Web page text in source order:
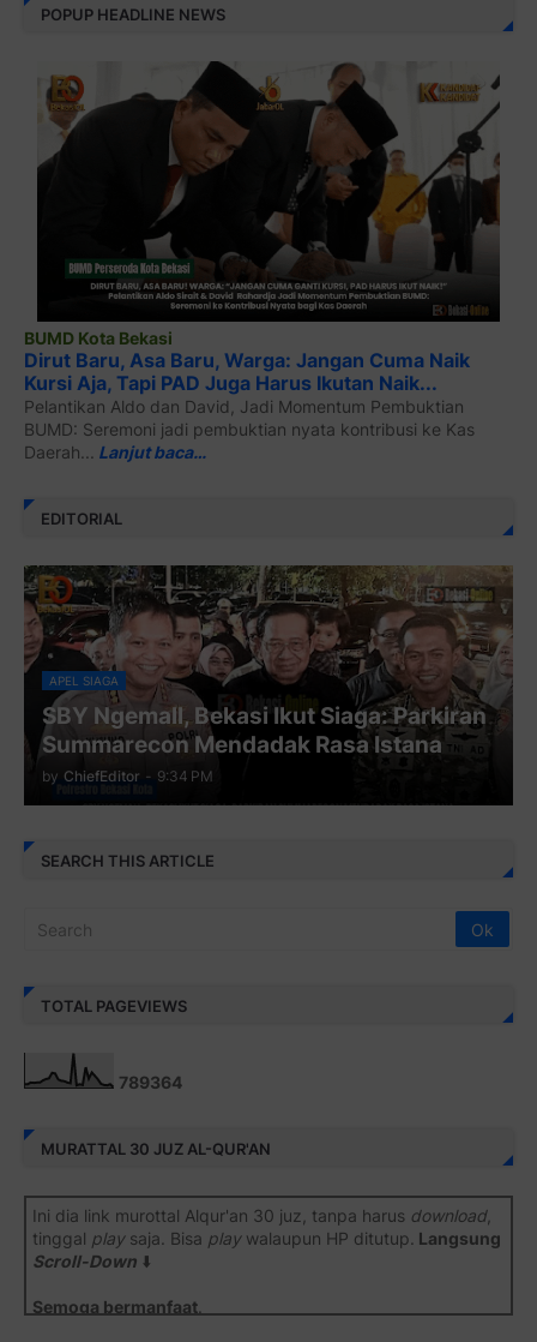
POPUP HEADLINE NEWS
BUMD Kota Bekasi
Dirut Baru, Asa Baru, Warga: Jangan Cuma Naik
Kursi Aja, Tapi PAD Juga Harus Ikutan Naik...
Pelantikan Aldo dan David, Jadi Momentum Pembuktian
BUMD: Seremoni jadi pembuktian nyata kontribusi ke Kas
Daerah... Lanjut baca…
EDITORIAL
APEL SIAGA
SBY Ngemall, Bekasi Ikut Siaga: Parkiran
Summarecon Mendadak Rasa Istana
by ChiefEditor - 9:34 PM
SEARCH THIS ARTICLE
TOTAL PAGEVIEWS
789364
MURATTAL 30 JUZ AL-QUR'AN
Ini dia link murottal Alqur'an 30 juz, tanpa harus download,
tinggal playsaja. Bisa playwalaupun HP ditutup. Langsung
Scroll-Down ⬇️
Semoga bermanfaat.